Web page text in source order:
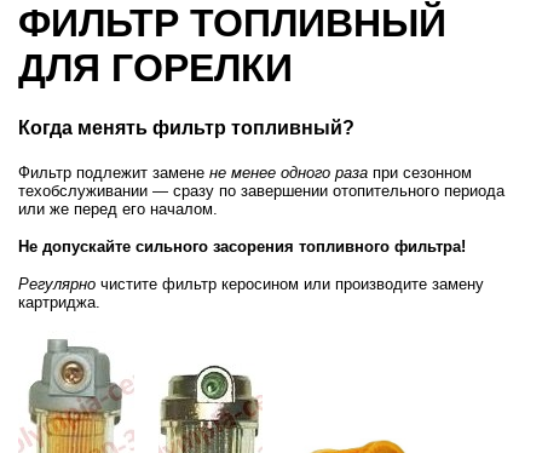
ФИЛЬТР ТОПЛИВНЫЙ
ДЛЯ ГОРЕЛКИ
Когда менять фильтр топливный?
Фильтр подлежит замене не менее одного раза при сезонном
техобслуживании — сразу по завершении отопительного периода
или же перед его началом.
Не допускайте сильного засорения топливного фильтра!
Регулярно чистите фильтр керосином или производите замену
картриджа.